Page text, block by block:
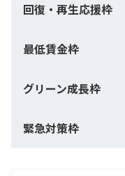
回復・再生応援枠
最低賃金枠
グリーン成長枠
緊急対策枠